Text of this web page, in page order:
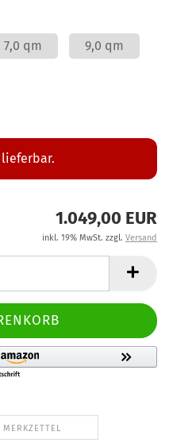
7,0 qm 9,0 qm
1.049,00 EUR
inkl. 19% MwSt. zzgl. Versand